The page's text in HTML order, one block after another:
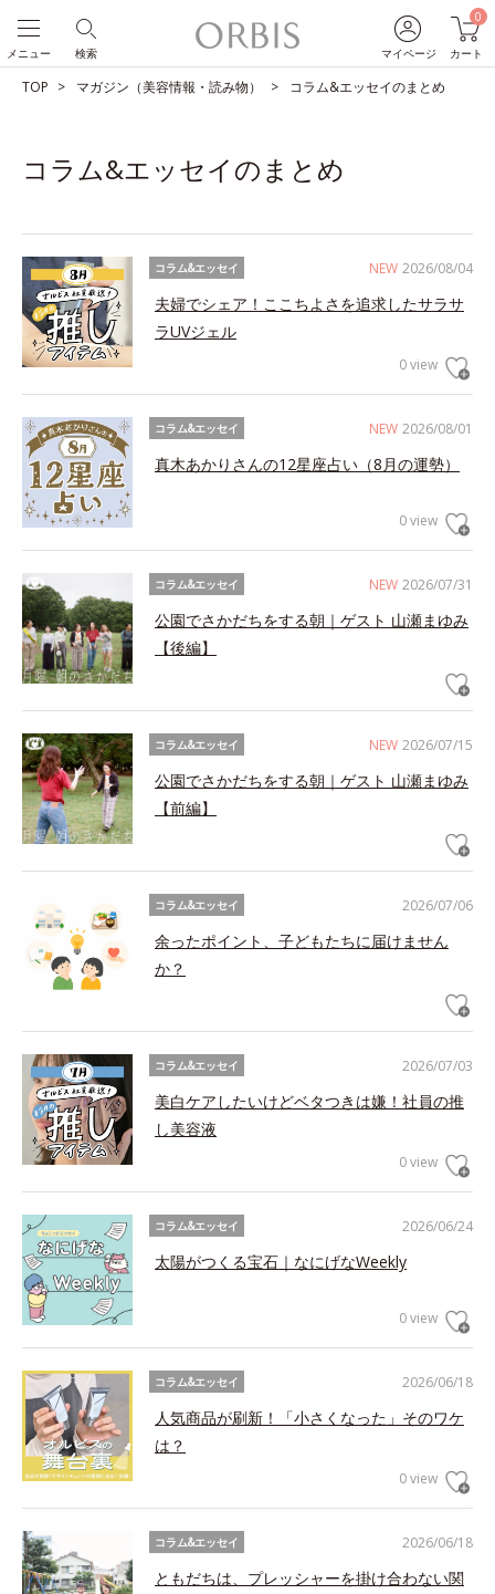
マイページ
0
カート
検索
メニュー
TOP マガジン（美容情報・読み物） コラム&エッセイのまとめ
コラム&エッセイのまとめ
NEW 2026/08/04
コラム&エッセイ
夫婦でシェア！ここちよさを追求したサラサ
ラUVジェル
0 view
NEW 2026/08/01
コラム&エッセイ
真木あかりさんの12星座占い（8月の運勢）
0 view
NEW 2026/07/31
コラム&エッセイ
公園でさかだちをする朝｜ゲスト 山瀬まゆみ
【後編】
NEW 2026/07/15
コラム&エッセイ
公園でさかだちをする朝｜ゲスト 山瀬まゆみ
【前編】
2026/07/06
コラム&エッセイ
余ったポイント、子どもたちに届けません
か？
2026/07/03
コラム&エッセイ
美白ケアしたいけどベタつきは嫌！社員の推
し美容液
0 view
2026/06/24
コラム&エッセイ
太陽がつくる宝石｜なにげなWeekly
0 view
2026/06/18
コラム&エッセイ
人気商品が刷新！「小さくなった」そのワケ
は？
0 view
2026/06/18
コラム&エッセイ
ともだちは、プレッシャーを掛け合わない関